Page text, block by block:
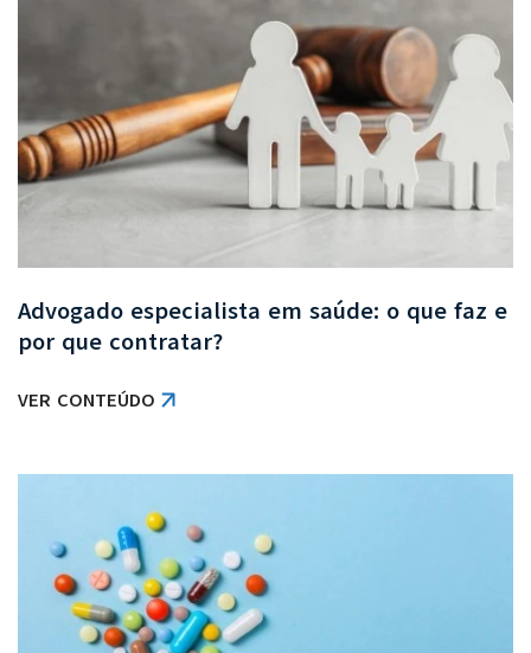
Advogado especialista em saúde: o que faz e
por que contratar?
VER CONTEÚDO